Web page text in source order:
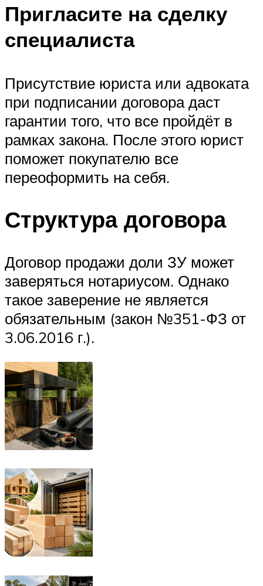
Пригласите на сделку
специалиста
Присутствие юриста или адвоката
при подписании договора даст
гарантии того, что все пройдёт в
рамках закона. После этого юрист
поможет покупателю все
переоформить на себя.
Структура договора
Договор продажи доли ЗУ может
заверяться нотариусом. Однако
такое заверение не является
обязательным (закон №351-ФЗ от
3.06.2016 г.).